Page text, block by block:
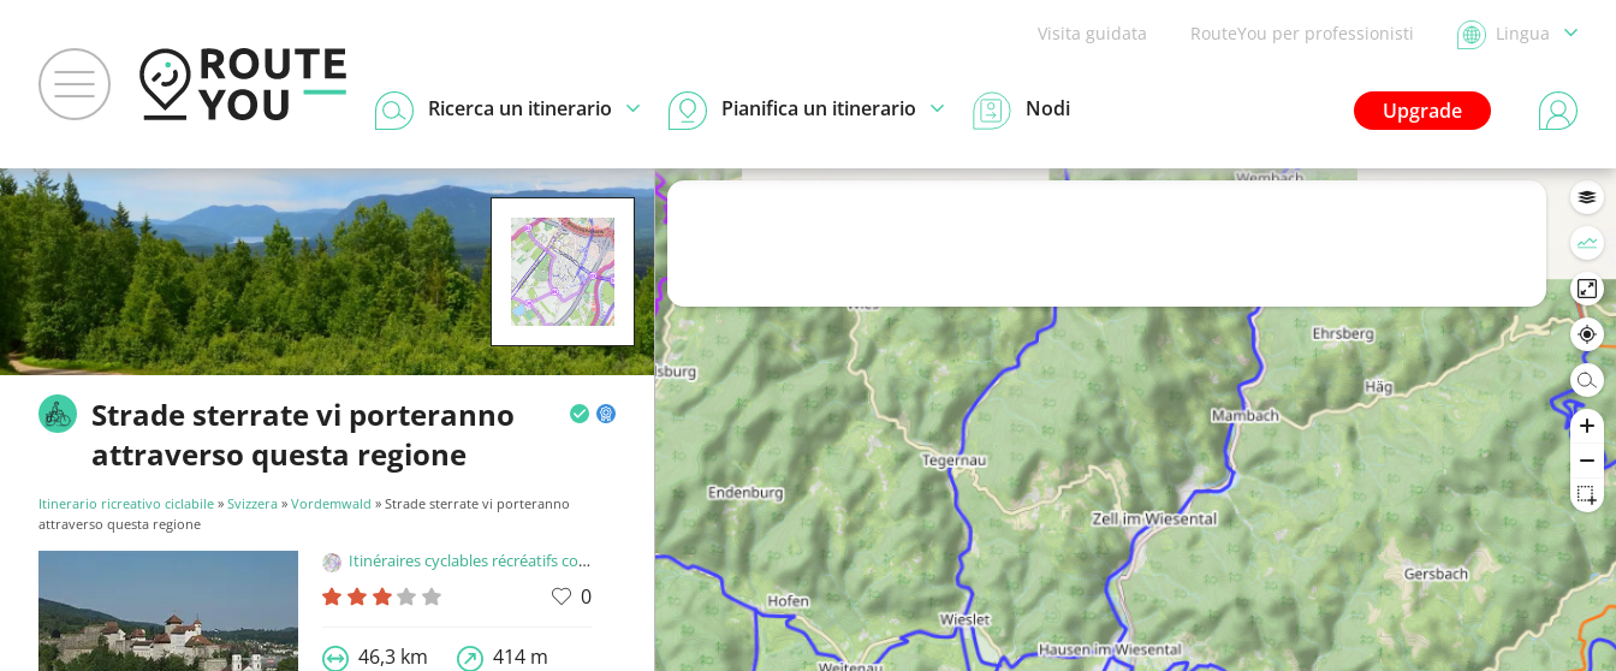
Visita guidata RouteYou per professionisti Lingua
Upgrade
Ricerca un itinerario Pianifica un itinerario Nodi
Strade sterrate vi porteranno
attraverso questa regione
Itinerario ricreativo ciclabile » Svizzera » Vordemwald » Strade sterrate vi porteranno
attraverso questa regione
Itinéraires cyclables récréatifs confirmés
0
46,3 km
414 m